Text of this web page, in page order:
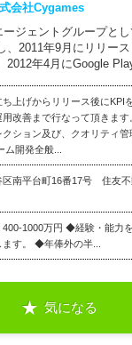
会社Cygames
ジェントグループと
、2011年9月にリリー
2012年4月にGoogle
上げからリリース後にKPI
用改善まで行なって頂きま
クション及び、クオリティ
ム開発全般...
区南平台町16番17号 住友不
400-1000万円 ◆経験・能力
ます。 ◆年俸外の半...
気になる